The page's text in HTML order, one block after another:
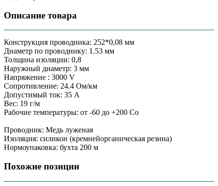
Описание товара
Конструкция проводника: 252*0,08 мм
Диаметр по проводнику: 1.53 мм
Толщина изоляции: 0,8
Наружный диаметр: 3 мм
Напряжение : 3000 V
Сопротивление: 24.4 Ом/км
Допустимый ток: 35 А
Вес: 19 г/м
Рабочие температуры: от -60 до +200 Сo
Проводник: Медь луженая
Изоляция: силикон (кремнейорганическая резина)
Нормоупаковка: бухта 200 м
Похожие позиции